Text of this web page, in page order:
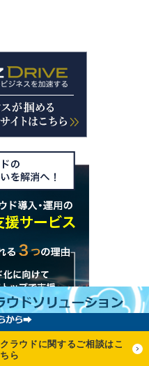
クラウドに関するご相談はこ
ちら